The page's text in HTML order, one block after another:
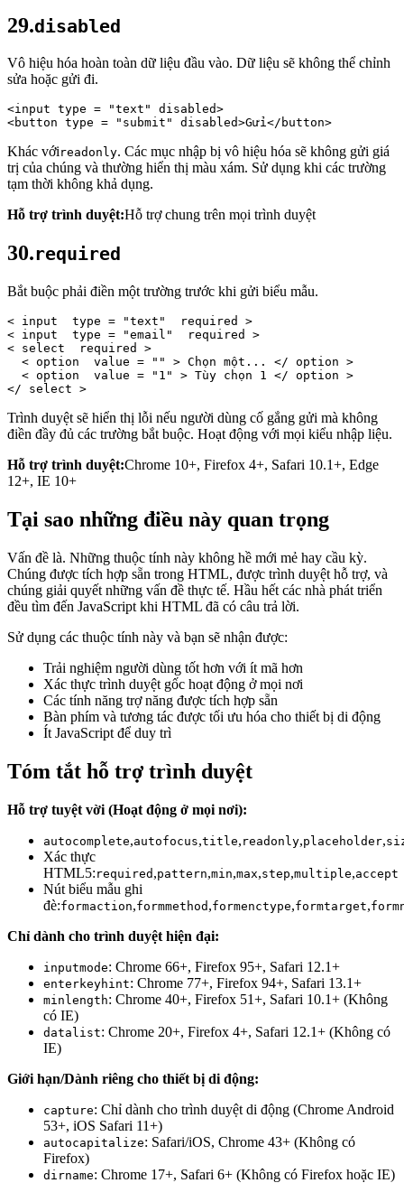
29.disabled
Vô hiệu hóa hoàn toàn dữ liệu đầu vào. Dữ liệu sẽ không thể chỉnh
sửa hoặc gửi đi.
<input type = "text"
disabled>
<button type = "submit" disabled>Gửi</button>
Khác vớireadonly. Các mục nhập bị vô hiệu hóa sẽ không gửi giá
trị của chúng và thường hiển thị màu xám. Sử dụng khi các trường
tạm thời không khả dụng.
Hỗ trợ trình duyệt:Hỗ trợ chung trên mọi trình duyệt
30.required
Bắt buộc phải điền một trường trước khi gửi biểu mẫu.
< input type = "text" required
>
< input type = "email" required
>
< select required
>
< option value = "" > Chọn một... </ option >
< option value = "1" > Tùy chọn 1 </ option >
</ select >
Trình duyệt sẽ hiển thị lỗi nếu người dùng cố gắng gửi mà không
điền đầy đủ các trường bắt buộc. Hoạt động với mọi kiểu nhập liệu.
Hỗ trợ trình duyệt:Chrome 10+, Firefox 4+, Safari 10.1+, Edge
12+, IE 10+
Tại sao những điều này quan trọng
Vấn đề là. Những thuộc tính này không hề mới mẻ hay cầu kỳ.
Chúng được tích hợp sẵn trong HTML, được trình duyệt hỗ trợ, và
chúng giải quyết những vấn đề thực tế. Hầu hết các nhà phát triển
đều tìm đến JavaScript khi HTML đã có câu trả lời.
Sử dụng các thuộc tính này và bạn sẽ nhận được:
Trải nghiệm người dùng tốt hơn với ít mã hơn
Xác thực trình duyệt gốc hoạt động ở mọi nơi
Các tính năng trợ năng được tích hợp sẵn
Bàn phím và tương tác được tối ưu hóa cho thiết bị di động
Ít JavaScript để duy trì
Tóm tắt hỗ trợ trình duyệt
Hỗ trợ tuyệt vời (Hoạt động ở mọi nơi):
autocomplete,autofocus,title, readonly,placeholder,
Xác thực
HTML5: required ,pattern,min,max,step,multiple,accept
Nút biểu mẫu ghi
đè:formaction,formmethod ,formenctype,formtarget,
Chỉ dành cho trình duyệt hiện đại:
inputmode: Chrome 66+, Firefox 95+, Safari 12.1+
enterkeyhint: Chrome 77+, Firefox 94+, Safari 13.1+
minlength: Chrome 40+, Firefox 51+, Safari 10.1+ (Không
có IE)
datalist: Chrome 20+, Firefox 4+, Safari 12.1+ (Không có
IE)
Giới hạn/Dành riêng cho thiết bị di động:
capture: Chỉ dành cho trình duyệt di động (Chrome Android
53+, iOS Safari 11+)
autocapitalize: Safari/iOS, Chrome 43+ (Không có
Firefox)
dirname: Chrome 17+, Safari 6+ (Không có Firefox hoặc IE)